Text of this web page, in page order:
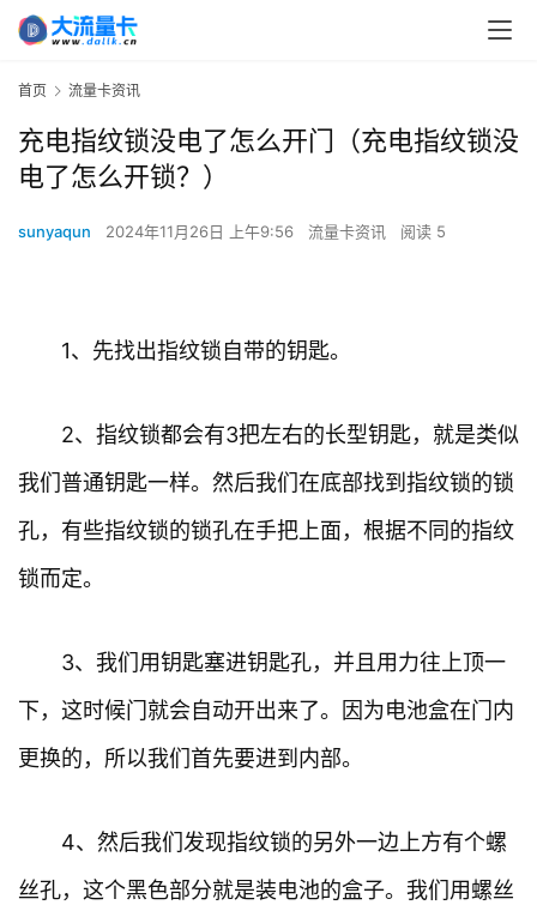
首页 流量卡资讯
充电指纹锁没电了怎么开门（充电指纹锁没
电了怎么开锁？）
sunyaqun 2024年11月26日 上午9:56 流量卡资讯 阅读 5
1、先找出指纹锁自带的钥匙。
2、指纹锁都会有3把左右的长型钥匙，就是类似
我们普通钥匙一样。然后我们在底部找到指纹锁的锁
孔，有些指纹锁的锁孔在手把上面，根据不同的指纹
锁而定。
3、我们用钥匙塞进钥匙孔，并且用力往上顶一
下，这时候门就会自动开出来了。因为电池盒在门内
更换的，所以我们首先要进到内部。
4、然后我们发现指纹锁的另外一边上方有个螺
丝孔，这个黑色部分就是装电池的盒子。我们用螺丝